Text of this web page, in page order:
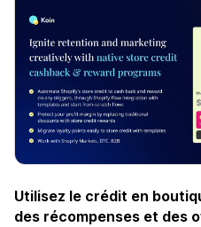
Utilisez le crédit en
des récompenses et des